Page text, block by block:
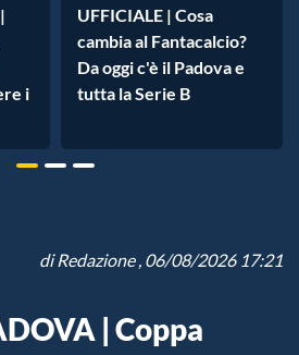
i
UFFICIALE | Cosa
cambia al Fantacalcio?
Da oggi c'è il Padova e
tutta la Serie B
diRedazione, 06/08/2026 17:21
| Coppa